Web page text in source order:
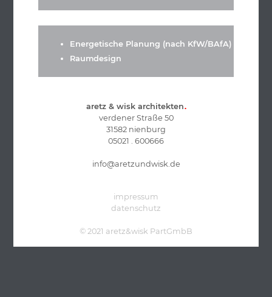
Energetische Planung (nach KfW/BAfA)
Raumdesign
aretz & wisk architekten ■
verdener Straße 50
31582 nienburg
05021 . 600666
info@aretzundwisk.de
impressum
datenschutz
© 2021 aretz&wisk PartGmbB